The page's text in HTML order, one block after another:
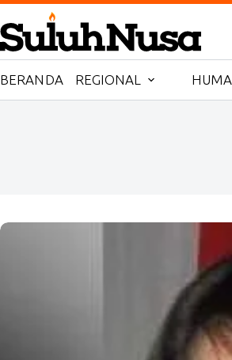
Skip
to
content
BERANDA REGIONAL